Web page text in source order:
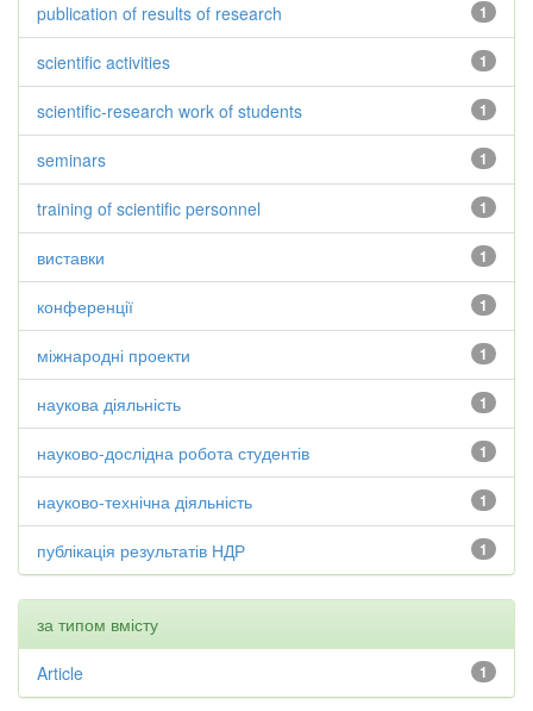
1
publication of results of research
1
scientific activities
1
scientific-research work of students
1
seminars
1
training of scientific personnel
1
виставки
1
конференції
1
міжнародні проекти
1
наукова діяльність
1
науково-дослідна робота студентів
1
науково-технічна діяльність
1
публікація результатів НДР
за типом вмісту
1
Article